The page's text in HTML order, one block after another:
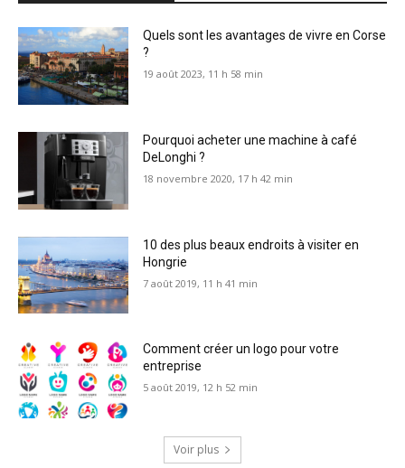
Quels sont les avantages de vivre en Corse
?
19 août 2023, 11 h 58 min
Pourquoi acheter une machine à café
DeLonghi ?
18 novembre 2020, 17 h 42 min
10 des plus beaux endroits à visiter en
Hongrie
7 août 2019, 11 h 41 min
Comment créer un logo pour votre
entreprise
5 août 2019, 12 h 52 min
Voir plus